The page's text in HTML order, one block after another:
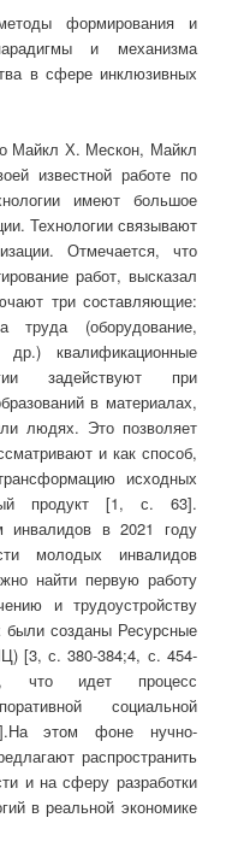
формирования и
и механизма
в сфере инклюзивных
Майкл Х. Мескон, Майкл
известной работе по
имеют большое
Технологии связывают
Отмечается, что
работ, высказал
три составляющие:
труда (оборудование,
др.) квалификационные
задействуют при
в материалах,
людях. Это позволяет
и как способ,
исходных
продукт [1, с. 63].
в 2021 году
молодых инвалидов
найти первую работу
и трудоустройству
были созданы Ресурсные
[3, с. 380-384;4, с. 454-
что идет процесс
социальной
этом фоне нучно-
распространить
и на сферу разработки
в реальной экономике